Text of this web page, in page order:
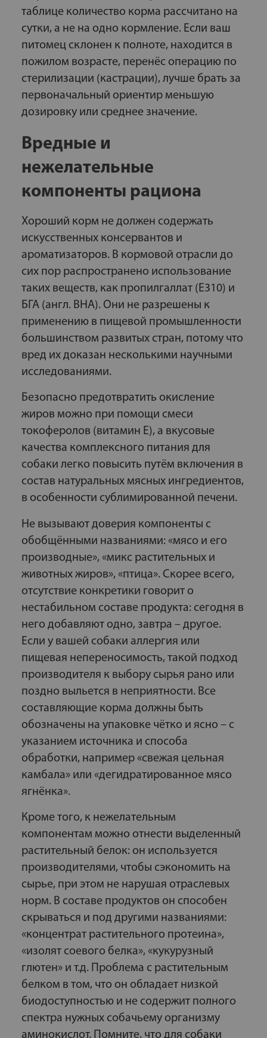
таблице количество корма рассчитано на
сутки, а не на одно кормление. Если ваш
питомец склонен к полноте, находится в
пожилом возрасте, перенёс операцию по
стерилизации (кастрации), лучше брать за
первоначальный ориентир меньшую
дозировку или среднее значение.
Вредные и
нежелательные
компоненты рациона
Хороший корм не должен содержать
искусственных консервантов и
ароматизаторов. В кормовой отрасли до
сих пор распространено использование
таких веществ, как пропилгаллат (E310) и
БГА (англ. BHA). Они не разрешены к
применению в пищевой промышленности
большинством развитых стран, потому что
вред их доказан несколькими научными
исследованиями.
Безопасно предотвратить окисление
жиров можно при помощи смеси
токоферолов (витамин Е), а вкусовые
качества комплексного питания для
собаки легко повысить путём включения в
состав натуральных мясных ингредиентов,
в особенности сублимированной печени.
Не вызывают доверия компоненты с
обобщёнными названиями: «мясо и его
производные», «микс растительных и
животных жиров», «птица». Скорее всего,
отсутствие конкретики говорит о
нестабильном составе продукта: сегодня в
него добавляют одно, завтра – другое.
Если у вашей собаки аллергия или
пищевая непереносимость, такой подход
производителя к выбору сырья рано или
поздно выльется в неприятности. Все
составляющие корма должны быть
обозначены на упаковке чётко и ясно – с
указанием источника и способа
обработки, например «свежая цельная
камбала» или «дегидратированное мясо
ягнёнка».
Кроме того, к нежелательным
компонентам можно отнести выделенный
растительный белок: он используется
производителями, чтобы сэкономить на
сырье, при этом не нарушая отраслевых
норм. В составе продуктов он способен
скрываться и под другими названиями:
«концентрат растительного протеина»,
«изолят соевого белка», «кукурузный
глютен» и т.д. Проблема с растительным
белком в том, что он обладает низкой
биодоступностью и не содержит полного
спектра нужных собачьему организму
аминокислот. Помните, что для собаки